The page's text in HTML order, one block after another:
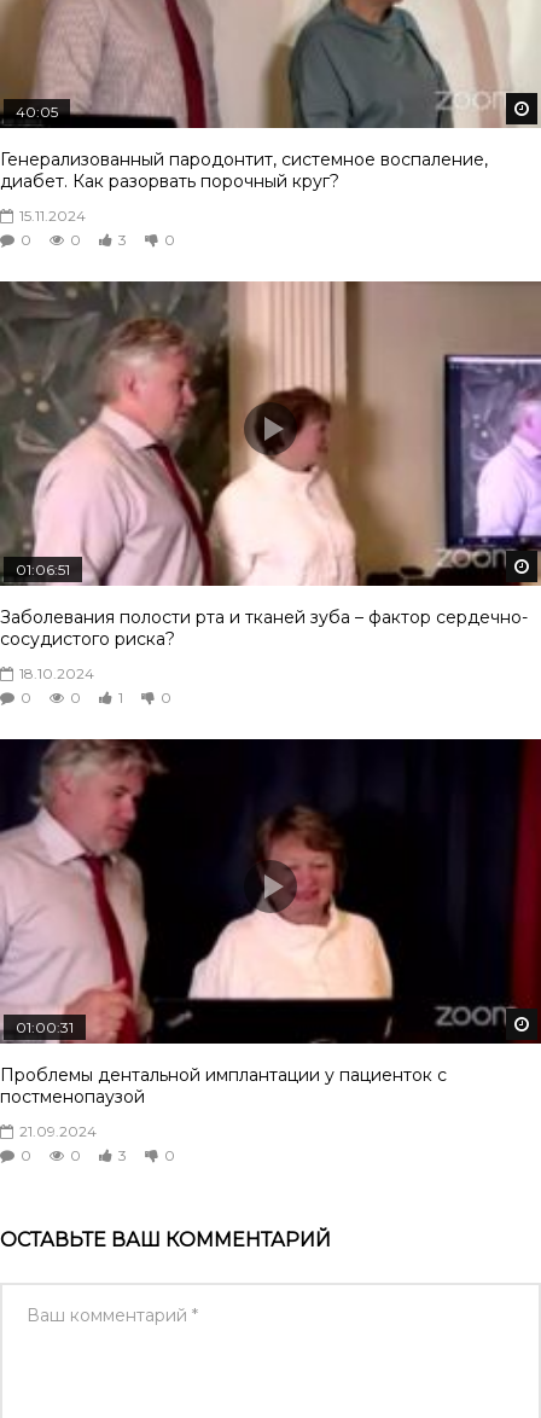
40:05
Генерализованный пародонтит, системное воспаление,
диабет. Как разорвать порочный круг?
15.11.2024
0
0 3 0
01:06:51
Заболевания полости рта и тканей зуба – фактор сердечно-
сосудистого риска?
18.10.2024
0
0 1 0
01:00:31
Проблемы дентальной имплантации у пациенток с
постменопаузой
21.09.2024
0
0 3 0
ОСТАВЬТЕ ВАШ КОММЕНТАРИЙ